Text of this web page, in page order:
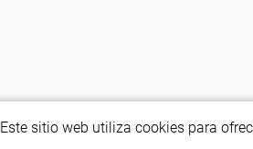
Este sitio web utiliza cookies para